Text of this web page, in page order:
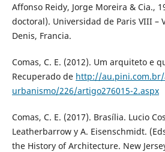
Affonso Reidy, Jorge Moreira & Cia.,
doctoral). Universidad de Paris VIII –
Denis, Francia.
Comas, C. E. (2012). Um arquiteto e
Recuperado de http://
urbanismo/226/artigo276015-2.aspx
Comas, C. E. (2017). Brasília. Lucio
Leatherbarrow y A. Eisenschmidt.
the History of Architecture. New